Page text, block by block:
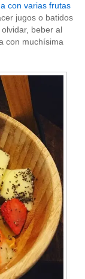
con varias frutas
jugos o batidos
olvidar, beber al
con muchísima